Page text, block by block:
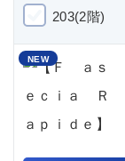
203(2階)
NEW